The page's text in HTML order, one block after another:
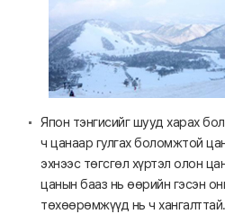
Япон тэнгисийг шууд харах
ч цанаар гулгах боломжтой
эхнээс төгсгөл хүртэл олон
цанын бааз нь өөрийн гэсэн
төхөөрөмжүүд нь ч хангалттай.